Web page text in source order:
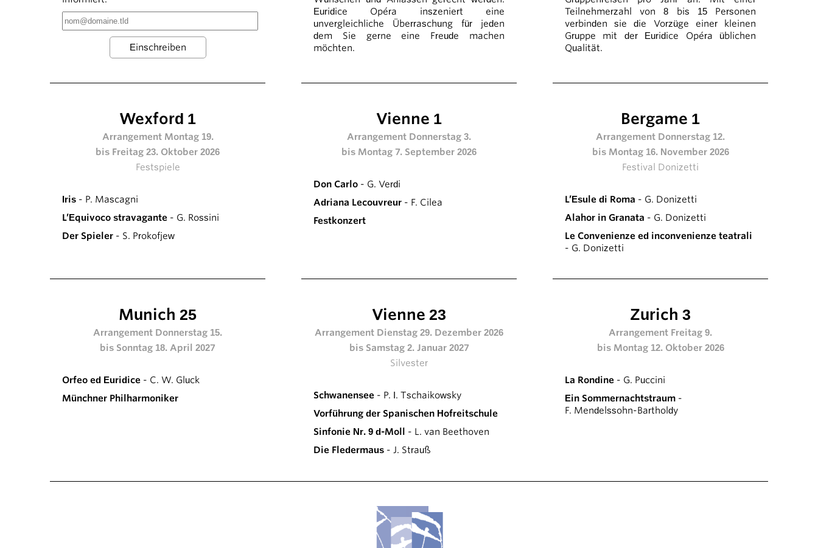
Euridice Opéra inszeniert eine
unvergleichliche Überraschung für jeden
dem Sie gerne eine Freude machen
möchten.
Teilnehmerzahl von 8 bis 15 Personen
verbinden sie die Vorzüge einer kleinen
Gruppe mit der Euridice Opéra üblichen
Qualität.
Wexford 1
Arrangement Montag 19.
bis Freitag 23. Oktober 2026
Festspiele
Iris - P. Mascagni
L’Equivoco stravagante - G. Rossini
Der Spieler - S. Prokofjew
Vienne 1
Arrangement Donnerstag 3.
bis Montag 7. September 2026
Don Carlo - G. Verdi
Adriana Lecouvreur - F. Cilea
Festkonzert
Bergame 1
Arrangement Donnerstag 12.
bis Montag 16. November 2026
Festival Donizetti
L’Esule di Roma - G. Donizetti
Alahor in Granata - G. Donizetti
Le Convenienze ed inconvenienze teatrali
- G. Donizetti
Munich 25
Arrangement Donnerstag 15.
bis Sonntag 18. April 2027
Orfeo ed Euridice - C. W. Gluck
Münchner Philharmoniker
Vienne 23
Arrangement Dienstag 29. Dezember 2026
bis Samstag 2. Januar 2027
Silvester
Schwanensee - P. I. Tschaikowsky
Vorführung der Spanischen Hofreitschule
Sinfonie Nr. 9 d-Moll - L. van Beethoven
Die Fledermaus - J. Strauß
Zurich 3
Arrangement Freitag 9.
bis Montag 12. Oktober 2026
La Rondine - G. Puccini
Ein Sommernachtstraum -
F. Mendelssohn-Bartholdy